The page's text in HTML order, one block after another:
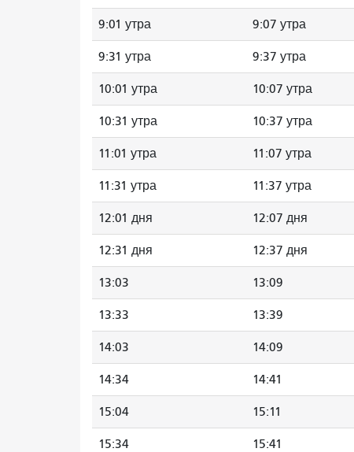
9:01 утра 9:07 утра
9:31 утра 9:37 утра
10:01 утра 10:07 утра
10:31 утра 10:37 утра
11:01 утра 11:07 утра
11:31 утра 11:37 утра
12:01 дня 12:07 дня
12:31 дня 12:37 дня
13:03 13:09
13:33 13:39
14:03 14:09
14:34 14:41
15:04 15:11
15:34 15:41